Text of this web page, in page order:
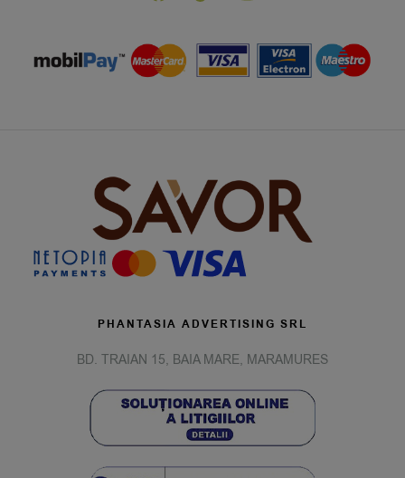
PHANTASIA ADVERTISING SRL
BD. TRAIAN 15, BAIA MARE, MARAMURES